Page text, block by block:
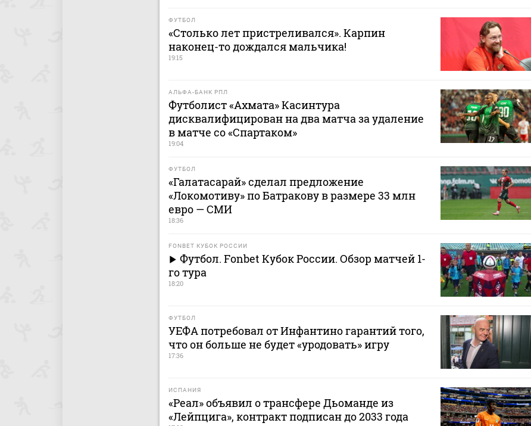
ФУТБОЛ
«Столько лет пристреливался». Карпин
наконец-то дождался мальчика!
19:15
АЛЬФА-БАНК РПЛ
Футболист «Ахмата» Касинтура
дисквалифицирован на два матча за удаление
в матче со «Спартаком»
19:04
ФУТБОЛ
«Галатасарай» сделал предложение
«Локомотиву» по Батракову в размере 33 млн
евро — СМИ
18:36
FONBET КУБОК РОССИИ
Футбол. Fonbet Кубок России. Обзор матчей 1-
го тура
18:20
ФУТБОЛ
УЕФА потребовал от Инфантино гарантий того,
что он больше не будет «уродовать» игру
17:36
ИСПАНИЯ
«Реал» объявил о трансфере Дьоманде из
«Лейпцига», контракт подписан до 2033 года